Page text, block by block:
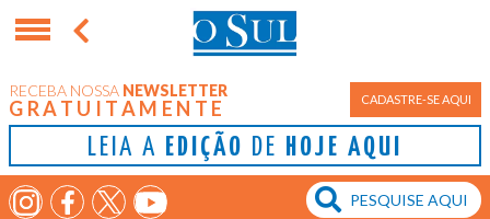
RECEBA NOSSA NEWSLETTER
GRATUITAMENTE CADASTRE-SE AQUI
LEIA A EDIÇÃO DE HOJE AQUI
Porto Alegre